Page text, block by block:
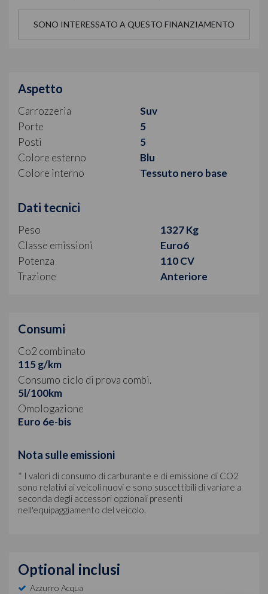
SONO INTERESSATO A QUESTO FINANZIAMENTO
Aspetto
Carrozzeria
Suv
Porte
5
Posti
5
Colore esterno
Blu
Colore interno
Tessuto nero base
Dati tecnici
Peso
1327 Kg
Classe emissioni
Euro6
Potenza
110 CV
Trazione
Anteriore
Consumi
Co2 combinato
115 g/km
Consumo ciclo di prova combi.
5l/100km
Omologazione
Euro 6e-bis
Nota sulle emissioni
* I valori di consumo di carburante e di emissione di CO2
sono relativi ai veicoli nuovi e sono suscettibili di variare a
seconda degli accessori opzionali presenti
nell'equipaggiamento del veicolo.
Optional inclusi
Azzurro Acqua